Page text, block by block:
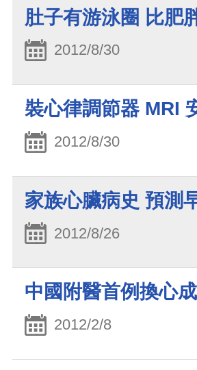
肚子有游泳圈 比肥
2012/8/30
裝心律調節器 MRI
2012/8/30
家族心臟病史 預測
2012/8/26
中國附醫首例換心
2012/2/8